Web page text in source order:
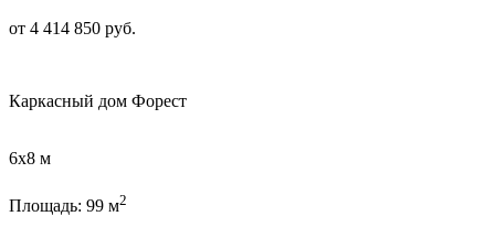
от 4 414 850 руб.
Каркасный дом Форест
6х8 м
Площадь: 99 м2